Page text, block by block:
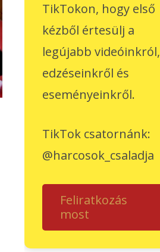
TikTokon, hogy első
kézből értesülj a
legújabb videóinkról,
edzéseinkről és
eseményeinkről.
TikTok csatornánk:
@harcosok_csaladja
Feliratkozás
most